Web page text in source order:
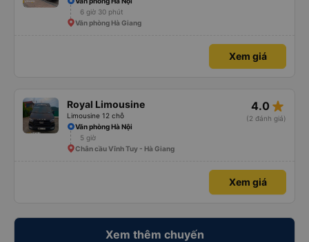
6 giờ 30 phút
Văn phòng Hà Giang
Xem giá
Royal Limousine
Limousine 12 chỗ
4.0 star_rate
(2 đánh giá)
Văn phòng Hà Nội
5 giờ
Chân cầu Vĩnh Tuy - Hà Giang
Xem giá
Xem thêm chuyến